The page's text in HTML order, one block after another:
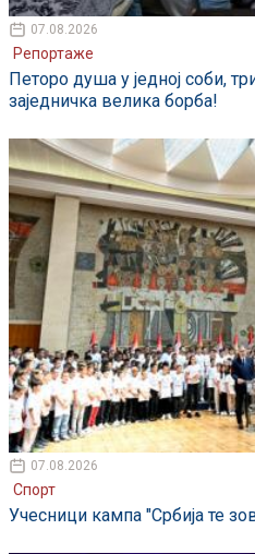
07.08.2026
Репортаже
Петоро душа у једној соби,
заједничка велика борба!
07.08.2026
Спорт
Учесници кампа "Србија те